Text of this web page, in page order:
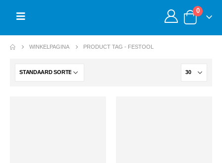
0
WINKELPAGINA PRODUCT TAG - FESTOOL